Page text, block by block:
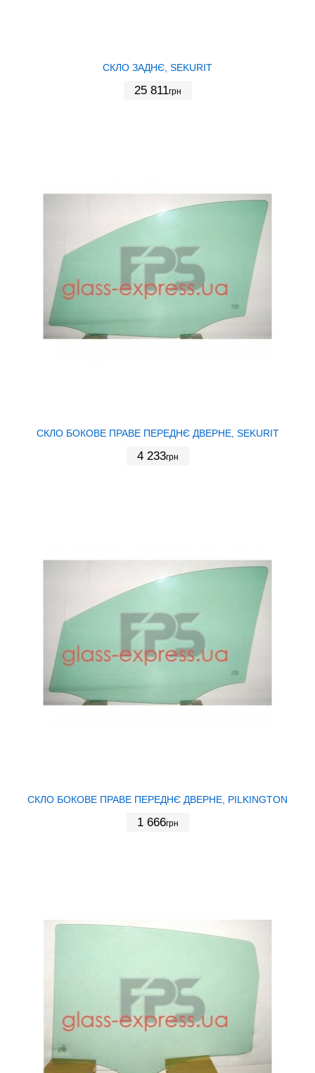
СКЛО ЗАДНЄ, SEKURIT
25 811грн
СКЛО БОКОВЕ ПРАВЕ ПЕРЕДНЄ ДВЕРНЕ, SEKURIT
4 233грн
СКЛО БОКОВЕ ПРАВЕ ПЕРЕДНЄ ДВЕРНЕ, PILKINGTON
1 666грн